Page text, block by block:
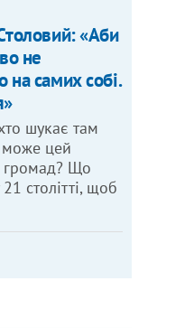
«Аби
не
самих собі.
шукає там
може цей
громад? Що
столітті, щоб